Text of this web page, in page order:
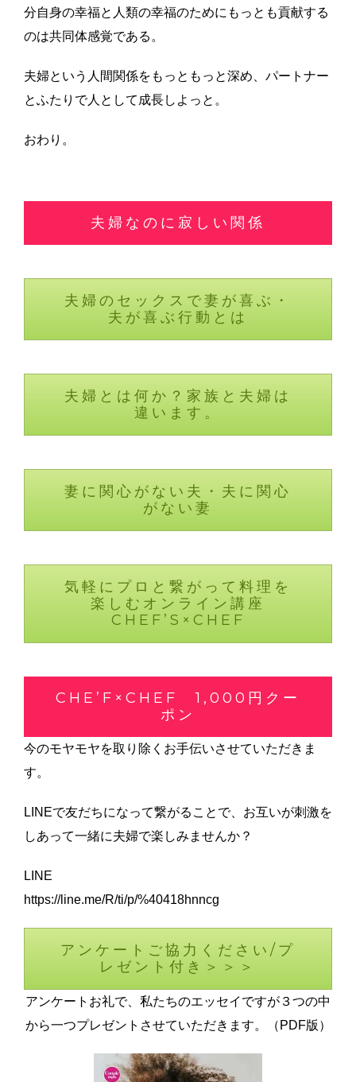
分自身の幸福と人類の幸福のためにもっとも貢献する
のは共同体感覚である。
夫婦という人間関係をもっともっと深め、パートナー
とふたりで人として成長しよっと。
おわり。
夫婦なのに寂しい関係
夫婦のセックスで妻が喜ぶ・
夫が喜ぶ行動とは
夫婦とは何か？家族と夫婦は
違います。
妻に関心がない夫・夫に関心
がない妻
気軽にプロと繋がって料理を
楽しむオンライン講座
CHEF’S×CHEF
CHE’F×CHEF 1,000円クー
ポン
今のモヤモヤを取り除くお手伝いさせていただきま
す。
LINEで友だちになって繋がることで、お互いが刺激を
しあって一緒に夫婦で楽しみませんか？
LINE
https://line.me/R/ti/p/%40418hnncg
アンケートご協力ください/プ
レゼント付き＞＞＞
アンケートお礼で、私たちのエッセイですが３つの中
から一つプレゼントさせていただきます。（PDF版）